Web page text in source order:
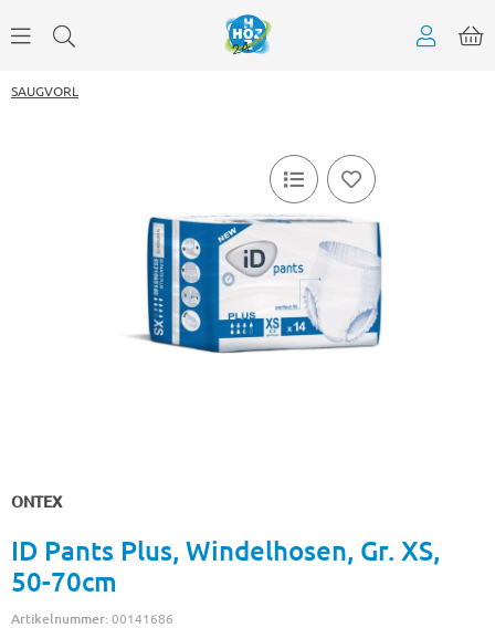
SAUGVORL
ONTEX
ID Pants Plus, Windelhosen, Gr. XS,
50-70cm
Artikelnummer:00141686